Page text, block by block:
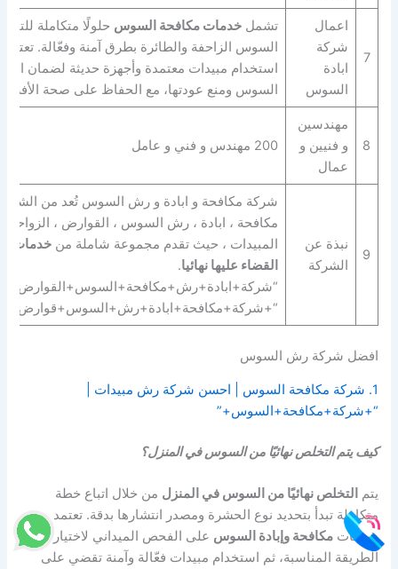
7
اعمال
شركة
ابادة
السوس
تشمل خدمات مكافحة السوس حلولًا متكاملة
السوس الزاحفة والطائرة بطرق آمنة وفعّالة.
استخدام مبيدات معتمدة وأجهزة حديثة لضمان
السوس ومنع عودتها، مع الحفاظ على صحة الأفراد
8
مهندسين
و فنيين و
عمال
200 مهندس و فني و عامل
9
نبذة عن
الشركة
شركة مكافحة و ابادة و رش السوس تُعد من
مكافحة ، ابادة ، رش السوس ، القوارض ، الزواحف
المبيدات ، حيث تقدم مجموعة شاملة من خدمات
القضاء عليها نهائيا.
افضل شركة رش السوس
1. شركة مكافحة السوس | احسن شركة رش مبيدات |
“+شركة+مكافحة+السوس+”
كيف يتم التخلص نهائيًا من السوس في المنزل؟
يتم التخلص نهائيًا من السوس في المنزل من خلال اتباع خطة
متكاملة تبدأ بتحديد نوع الحشرة ومصدر انتشارها بدقة. تعتمد
شركاتمكافحة وإبادة السوس على الفحص الميداني لاختيار
الطريقة المناسبة، ثم استخدام مبيدات فعّالة وآمنة تقضي على